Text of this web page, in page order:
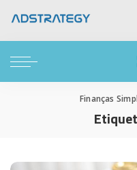
Finanças